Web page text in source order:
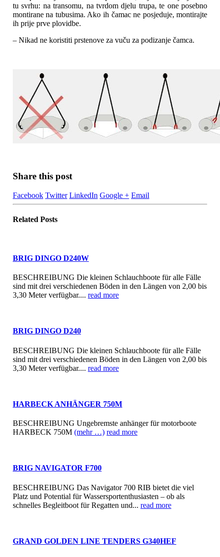
tu svrhu: na transomu, na tvrdom djelu trupa, te one posebno
montirane na tubusima. Ako ih čamac ne posjeduje, montirajte
ih prije prve plovidbe.
– Nikad ne koristiti prstenove za vuču za podizanje čamca.
Share this post
Facebook Twitter LinkedIn Google + Email
Related Posts
BRIG DINGO D240W
BESCHREIBUNG Die kleinen Schlauchboote für alle Fälle
sind mit drei verschiedenen Böden in den Längen von 2,00 bis
3,30 Meter verfügbar.... read more
BRIG DINGO D240
BESCHREIBUNG Die kleinen Schlauchboote für alle Fälle
sind mit drei verschiedenen Böden in den Längen von 2,00 bis
3,30 Meter verfügbar.... read more
HARBECK ANHÄNGER 750M
BESCHREIBUNG Ungebremste anhänger für motorboote
HARBECK 750M (mehr …) read more
BRIG NAVIGATOR F700
BESCHREIBUNG Das Navigator 700 RIB bietet die viel
Platz und Potential für Wassersportenthusiasten – ob als
schnelles Begleitboot für Regatten und... read more
GRAND GOLDEN LINE TENDERS G340HEF